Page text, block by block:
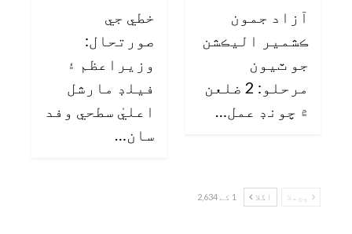
آزاد جمون
ڪشمير اليڪشن
جو ٽيون
مرحلو: 2 ضلعن
۾ چونڊ عمل…
خطي جي
صورتحال:
وزيراعظم ۽
فيلڊ مارشل
اعليٰ سطحي وفد
سان…
پچھلا اگلا 1 کے 2,634